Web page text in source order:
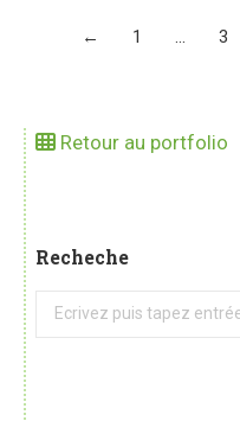
← 1 … 3
Retour au portfolio
Recheche
Search: